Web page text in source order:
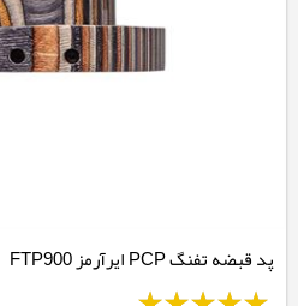
پد قبضه تفنگ PCP ایرآرمز FTP900